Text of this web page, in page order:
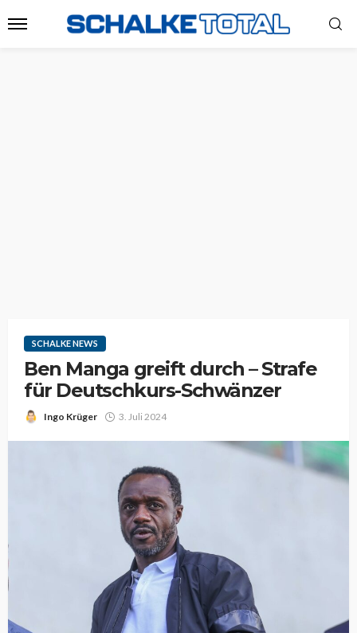
SCHALKE NEWS
Ben Manga greift durch – Strafe
für Deutschkurs-Schwänzer
Ingo Krüger 3. Juli 2024